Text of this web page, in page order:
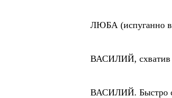
ЛЮБА (испуганно
ВАСИЛИЙ, схватив
ВАСИЛИЙ. Быстро